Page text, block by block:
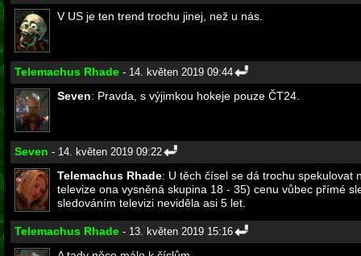
V US je ten trend trochu jinej, než u nás.
Telemachus Rhade - 14. květen 2019 09:44
Seven: Pravda, s výjimkou hokeje pouze ČT24.
Seven - 14. květen 2019 09:22
Telemachus Rhade: U těch čísel se dá trochu spekulovat
televize ona vysněná skupina 18 - 35) cenu vůbec přímé
sledováním televizi neviděla asi 5 let.
Telemachus Rhade - 13. květen 2019 15:16